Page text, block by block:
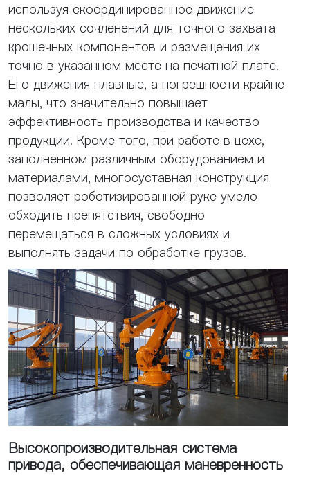
используя скоординированное движение
нескольких сочленений для точного захвата
крошечных компонентов и размещения их
точно в указанном месте на печатной плате.
Его движения плавные, а погрешности крайне
малы, что значительно повышает
эффективность производства и качество
продукции. Кроме того, при работе в цехе,
заполненном различным оборудованием и
материалами, многосуставная конструкция
позволяет роботизированной руке умело
обходить препятствия, свободно
перемещаться в сложных условиях и
выполнять задачи по обработке грузов.
Высокопроизводительная система
привода, обеспечивающая маневренность